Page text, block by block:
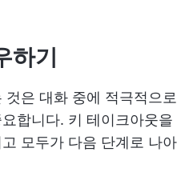
하기
은 대화 중에 적극적으로
합니다. 키 테이크아웃을
모두가 다음 단계로 나아